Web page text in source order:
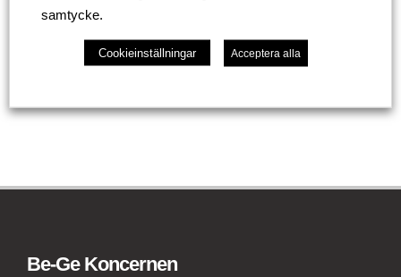
Be-Ge Koncernen
samtycke.
Cookieinställningar Acceptera alla